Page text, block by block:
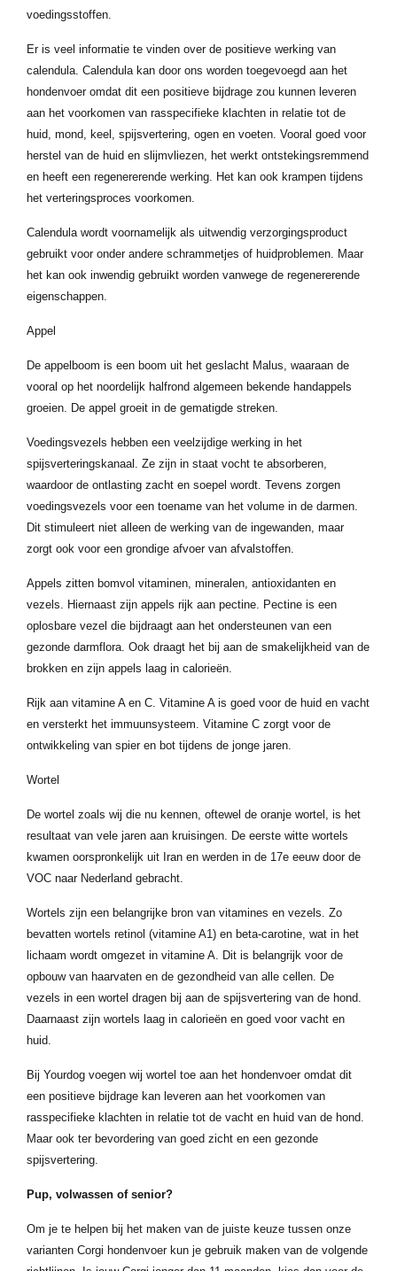
voedingsstoffen.
Er is veel informatie te vinden over de positieve werking van
calendula. Calendula kan door ons worden toegevoegd aan het
hondenvoer omdat dit een positieve bijdrage zou kunnen leveren
aan het voorkomen van rasspecifieke klachten in relatie tot de
huid, mond, keel, spijsvertering, ogen en voeten. Vooral goed voor
herstel van de huid en slijmvliezen, het werkt ontstekingsremmend
en heeft een regenererende werking. Het kan ook krampen tijdens
het verteringsproces voorkomen.
Calendula wordt voornamelijk als uitwendig verzorgingsproduct
gebruikt voor onder andere schrammetjes of huidproblemen. Maar
het kan ook inwendig gebruikt worden vanwege de regenererende
eigenschappen.
Appel
De appelboom is een boom uit het geslacht Malus, waaraan de
vooral op het noordelijk halfrond algemeen bekende handappels
groeien. De appel groeit in de gematigde streken.
Voedingsvezels hebben een veelzijdige werking in het
spijsverteringskanaal. Ze zijn in staat vocht te absorberen,
waardoor de ontlasting zacht en soepel wordt. Tevens zorgen
voedingsvezels voor een toename van het volume in de darmen.
Dit stimuleert niet alleen de werking van de ingewanden, maar
zorgt ook voor een grondige afvoer van afvalstoffen.
Appels zitten bomvol vitaminen, mineralen, antioxidanten en
vezels. Hiernaast zijn appels rijk aan pectine. Pectine is een
oplosbare vezel die bijdraagt aan het ondersteunen van een
gezonde darmflora. Ook draagt het bij aan de smakelijkheid van de
brokken en zijn appels laag in calorieën.
Rijk aan vitamine A en C. Vitamine A is goed voor de huid en vacht
en versterkt het immuunsysteem. Vitamine C zorgt voor de
ontwikkeling van spier en bot tijdens de jonge jaren.
Wortel
De wortel zoals wij die nu kennen, oftewel de oranje wortel, is het
resultaat van vele jaren aan kruisingen. De eerste witte wortels
kwamen oorspronkelijk uit Iran en werden in de 17e eeuw door de
VOC naar Nederland gebracht.
Wortels zijn een belangrijke bron van vitamines en vezels. Zo
bevatten wortels retinol (vitamine A1) en beta-carotine, wat in het
lichaam wordt omgezet in vitamine A. Dit is belangrijk voor de
opbouw van haarvaten en de gezondheid van alle cellen. De
vezels in een wortel dragen bij aan de spijsvertering van de hond.
Daarnaast zijn wortels laag in calorieën en goed voor vacht en
huid.
Bij Yourdog voegen wij wortel toe aan het hondenvoer omdat dit
een positieve bijdrage kan leveren aan het voorkomen van
rasspecifieke klachten in relatie tot de vacht en huid van de hond.
Maar ook ter bevordering van goed zicht en een gezonde
spijsvertering.
Pup, volwassen of senior?
Om je te helpen bij het maken van de juiste keuze tussen onze
varianten Corgi hondenvoer kun je gebruik maken van de volgende